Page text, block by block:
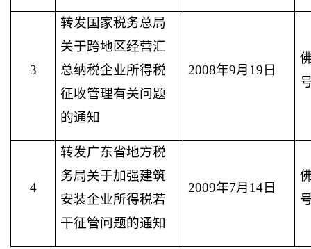
3
转发国家税务总局
关于跨地区经营汇
总纳税企业所得税
征收管理有关问题
的通知
2008年9月19日
4
转发广东省地方税
务局关于加强建筑
安装企业所得税若
干征管问题的通知
2009年7月14日